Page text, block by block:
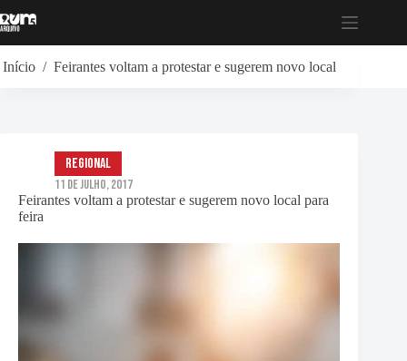
para
Início / Feirantes voltam a protestar e sugerem novo local para feira
Feirantes voltam a protestar e sugerem novo local para
feira
Regional
11 de Julho, 2017